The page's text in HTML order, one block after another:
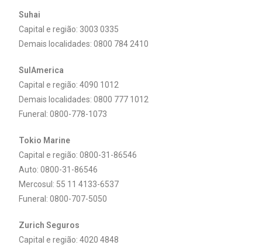
Suhai
Capital e região: 3003 0335
Demais localidades: 0800 784 2410
SulAmerica
Capital e região: 4090 1012
Demais localidades: 0800 777 1012
Funeral: 0800-778-1073
Tokio Marine
Capital e região: 0800-31-86546
Auto: 0800-31-86546
Mercosul: 55 11 4133-6537
Funeral: 0800-707-5050
Zurich Seguros
Capital e região: 4020 4848